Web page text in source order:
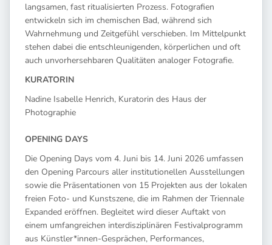
langsamen, fast ritualisierten Prozess. Fotografien
entwickeln sich im chemischen Bad, während sich
Wahrnehmung und Zeitgefühl verschieben. Im Mittelpunkt
stehen dabei die entschleunigenden, körperlichen und oft
auch unvorhersehbaren Qualitäten analoger Fotografie.
KURATORIN
Nadine Isabelle Henrich, Kuratorin des Haus der
Photographie
OPENING DAYS
Die Opening Days vom 4. Juni bis 14. Juni 2026 umfassen
den Opening Parcours aller institutionellen Ausstellungen
sowie die Präsentationen von 15 Projekten aus der lokalen
freien Foto- und Kunstszene, die im Rahmen der Triennale
Expanded eröffnen. Begleitet wird dieser Auftakt von
einem umfangreichen interdisziplinären Festivalprogramm
aus Künstler*innen-Gesprächen, Performances,